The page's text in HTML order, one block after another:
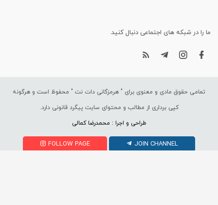
ما را در شبکه های اجتماعی دنبال کنید.
تمامی حقوق مادی و معنوی برای " هرمزگانی دات نت " محفوظ است و هرگونه
کپی برداری از مطالب و محتوای سایت پیگرد قانونی دارد.
طراحی و اجرا : محمدرضا کمالی
FOLLOW PAGE JOIN CHANNEL